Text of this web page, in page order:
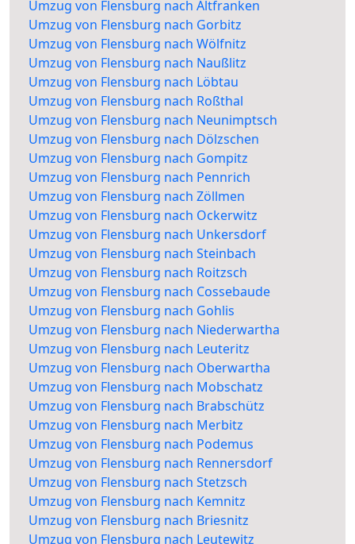
Umzug von Flensburg nach Altfranken
Umzug von Flensburg nach Gorbitz
Umzug von Flensburg nach Wölfnitz
Umzug von Flensburg nach Naußlitz
Umzug von Flensburg nach Löbtau
Umzug von Flensburg nach Roßthal
Umzug von Flensburg nach Neunimptsch
Umzug von Flensburg nach Dölzschen
Umzug von Flensburg nach Gompitz
Umzug von Flensburg nach Pennrich
Umzug von Flensburg nach Zöllmen
Umzug von Flensburg nach Ockerwitz
Umzug von Flensburg nach Unkersdorf
Umzug von Flensburg nach Steinbach
Umzug von Flensburg nach Roitzsch
Umzug von Flensburg nach Cossebaude
Umzug von Flensburg nach Gohlis
Umzug von Flensburg nach Niederwartha
Umzug von Flensburg nach Leuteritz
Umzug von Flensburg nach Oberwartha
Umzug von Flensburg nach Mobschatz
Umzug von Flensburg nach Brabschütz
Umzug von Flensburg nach Merbitz
Umzug von Flensburg nach Podemus
Umzug von Flensburg nach Rennersdorf
Umzug von Flensburg nach Stetzsch
Umzug von Flensburg nach Kemnitz
Umzug von Flensburg nach Briesnitz
Umzug von Flensburg nach Leutewitz